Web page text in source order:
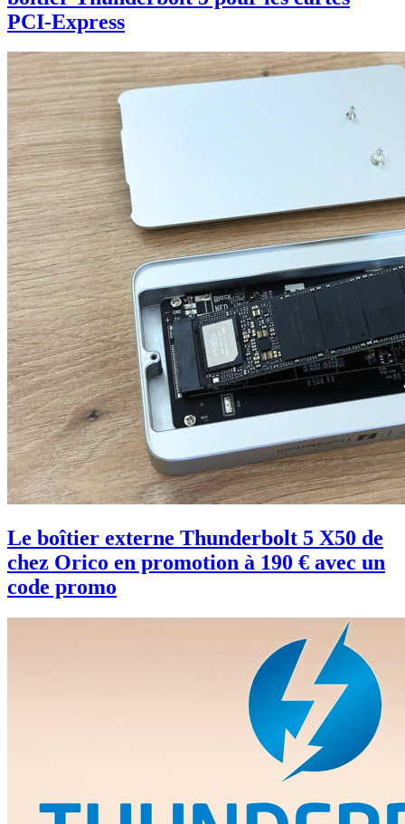
PCI-Express
Le boîtier externe Thunderbolt 5 X50 de
chez Orico en promotion à 190 € avec un
code promo